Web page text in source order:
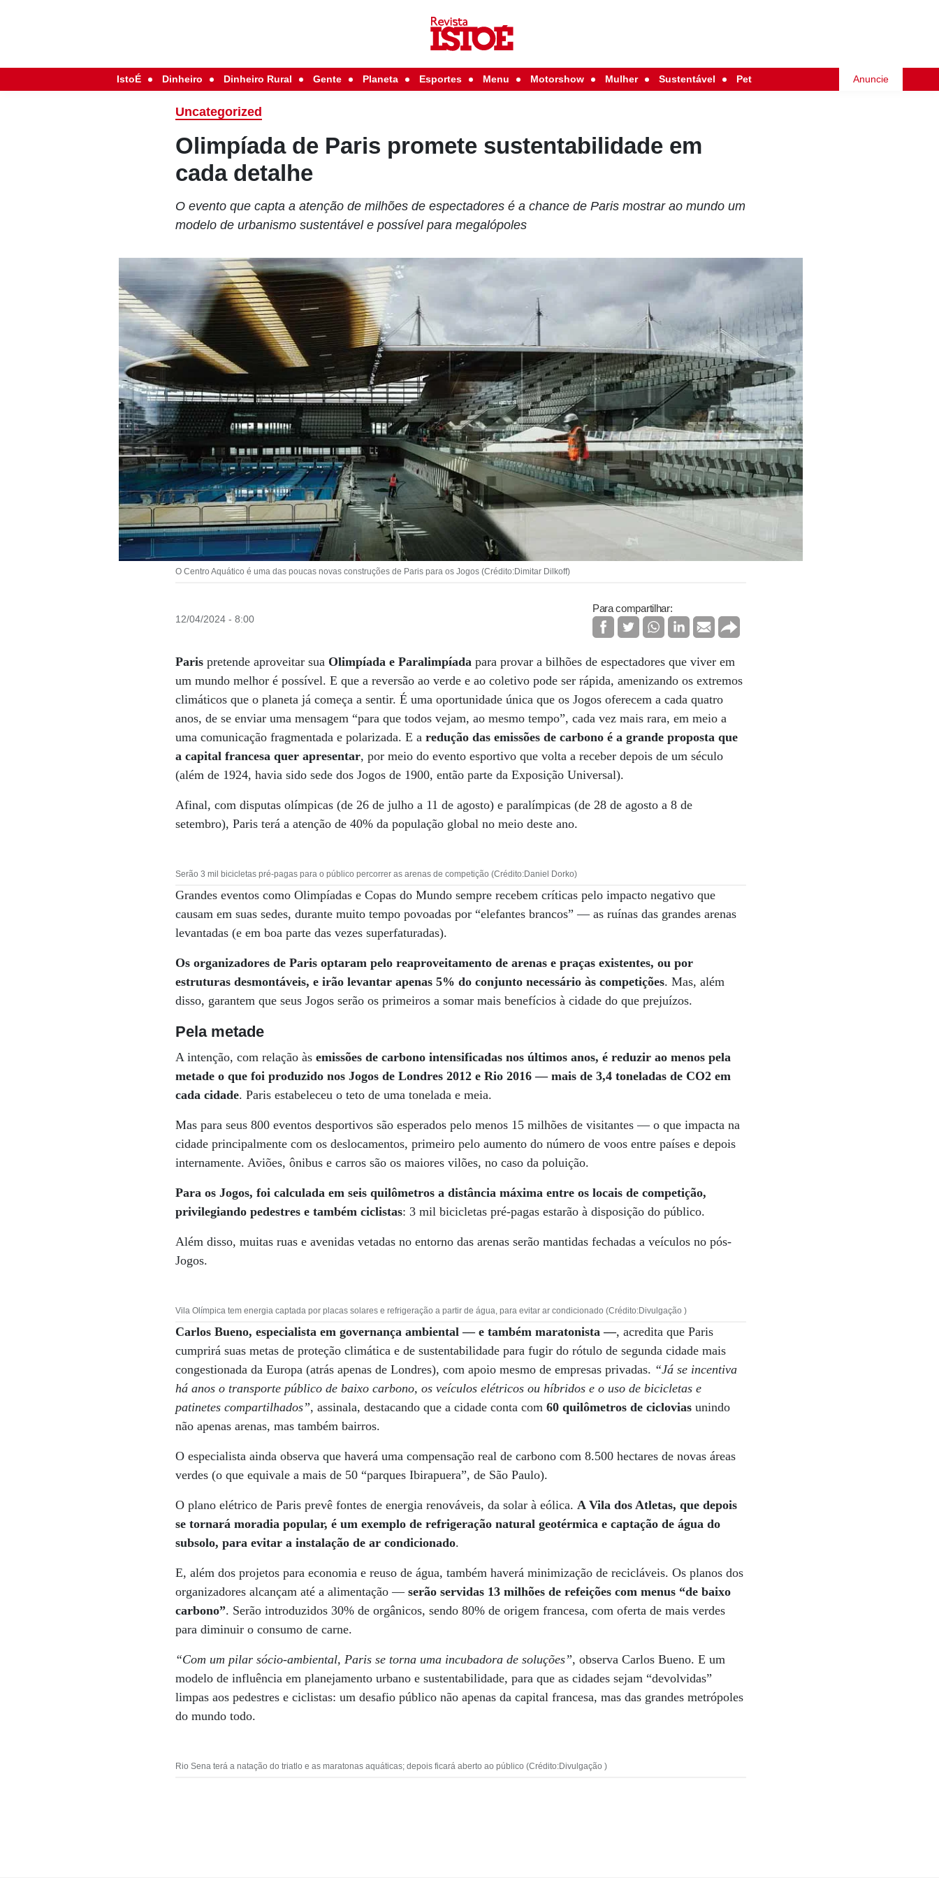
IstoÉ Dinheiro Dinheiro Rural Gente Planeta Esportes Menu Motorshow Mulher Sustentável Pet Anuncie
Uncategorized
Olimpíada de Paris promete sustentabilidade em
cada detalhe
O evento que capta a atenção de milhões de espectadores é a chance de Paris mostrar ao mundo um
modelo de urbanismo sustentável e possível para megalópoles
O Centro Aquático é uma das poucas novas construções de Paris para os Jogos (Crédito:Dimitar Dilkoff)
12/04/2024 - 8:00
Para compartilhar:
Paris pretende aproveitar sua Olimpíada e Paralimpíada para provar a bilhões de espectadores que viver em
um mundo melhor é possível. E que a reversão ao verde e ao coletivo pode ser rápida, amenizando os extremos
climáticos que o planeta já começa a sentir. É uma oportunidade única que os Jogos oferecem a cada quatro
anos, de se enviar uma mensagem “para que todos vejam, ao mesmo tempo”, cada vez mais rara, em meio a
uma comunicação fragmentada e polarizada. E aredução das emissões de carbono é a grande proposta que
a capital francesa quer apresentar, por meio do evento esportivo que volta a receber depois de um século
(além de 1924, havia sido sede dos Jogos de 1900, então parte da Exposição Universal).
Afinal, com disputas olímpicas (de 26 de julho a 11 de agosto) e paralímpicas (de 28 de agosto a 8 de
setembro), Paris terá a atenção de 40% da população global no meio deste ano.
Serão 3 mil bicicletas pré-pagas para o público percorrer as arenas de competição (Crédito:Daniel Dorko)
Grandes eventos como Olimpíadas e Copas do Mundo sempre recebem críticas pelo impacto negativo que
causam em suas sedes, durante muito tempo povoadas por “elefantes brancos” — as ruínas das grandes arenas
levantadas (e em boa parte das vezes superfaturadas).
Os organizadores de Paris optaram pelo reaproveitamento de arenas e praças existentes, ou por
estruturas desmontáveis, e irão levantar apenas 5% do conjunto necessário às competições. Mas, além
disso, garantem que seus Jogos serão os primeiros a somar mais benefícios à cidade do que prejuízos.
Pela metade
A intenção, com relação àsemissões de carbono intensificadas nos últimos anos, é reduzir ao menos pela
metade o que foi produzido nos Jogos de Londres 2012 e Rio 2016 — mais de 3,4 toneladas de CO2 em
cada cidade. Paris estabeleceu o teto de uma tonelada e meia.
Mas para seus 800 eventos desportivos são esperados pelo menos 15 milhões de visitantes — o que impacta na
cidade principalmente com os deslocamentos, primeiro pelo aumento do número de voos entre países e depois
internamente. Aviões, ônibus e carros são os maiores vilões, no caso da poluição.
Para os Jogos, foi calculada em seis quilômetros a distância máxima entre os locais de competição,
privilegiando pedestres e também ciclistas: 3 mil bicicletas pré-pagas estarão à disposição do público.
Além disso, muitas ruas e avenidas vetadas no entorno das arenas serão mantidas fechadas a veículos no pós-
Jogos.
Vila Olímpica tem energia captada por placas solares e refrigeração a partir de água, para evitar ar condicionado (Crédito:Divulgação )
Carlos Bueno, especialista em governança ambiental — e também maratonista —, acredita que Paris
cumprirá suas metas de proteção climática e de sustentabilidade para fugir do rótulo de segunda cidade mais
congestionada da Europa (atrás apenas de Londres), com apoio mesmo de empresas privadas. “Já se incentiva
há anos o transporte público de baixo carbono, os veículos elétricos ou híbridos e o uso de bicicletas e
patinetes compartilhados”, assinala, destacando que a cidade conta com60 quilômetros de ciclovias unindo
não apenas arenas, mas também bairros.
O especialista ainda observa que haverá uma compensação real de carbono com 8.500 hectares de novas áreas
verdes (o que equivale a mais de 50 “parques Ibirapuera”, de São Paulo).
O plano elétrico de Paris prevê fontes de energia renováveis, da solar à eólica.A Vila dos Atletas, que depois
se tornará moradia popular, é um exemplo de refrigeração natural geotérmica e captação de água do
subsolo, para evitar a instalação de ar condicionado.
E, além dos projetos para economia e reuso de água, também haverá minimização de recicláveis. Os planos dos
organizadores alcançam até a alimentação —serão servidas 13 milhões de refeições com menus “de baixo
carbono”. Serão introduzidos 30% de orgânicos, sendo 80% de origem francesa, com oferta de mais verdes
para diminuir o consumo de carne.
“Com um pilar sócio-ambiental, Paris se torna uma incubadora de soluções”, observa Carlos Bueno. E um
modelo de influência em planejamento urbano e sustentabilidade, para que as cidades sejam “devolvidas”
limpas aos pedestres e ciclistas: um desafio público não apenas da capital francesa, mas das grandes metrópoles
do mundo todo.
Rio Sena terá a natação do triatlo e as maratonas aquáticas; depois ficará aberto ao público (Crédito:Divulgação )